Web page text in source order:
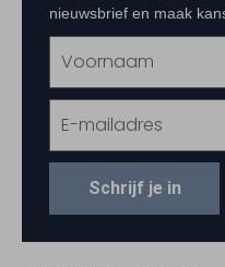
nieuwsbrief en maak
Schrijf je in